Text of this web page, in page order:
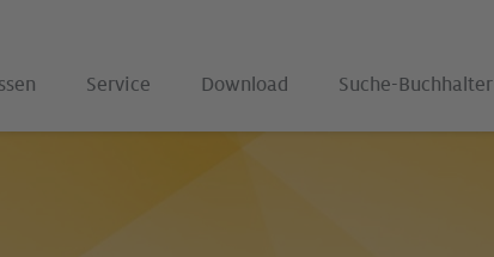
Service Download Suche-Buchhalter